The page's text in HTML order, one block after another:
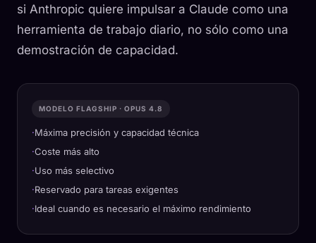
si Anthropic quiere impulsar a Claude como una
herramienta de trabajo diario, no sólo como una
demostración de capacidad.
MODELO FLAGSHIP · OPUS 4.8
Máxima precisión y capacidad técnica
Coste más alto
Uso más selectivo
Reservado para tareas exigentes
Ideal cuando es necesario el máximo rendimiento